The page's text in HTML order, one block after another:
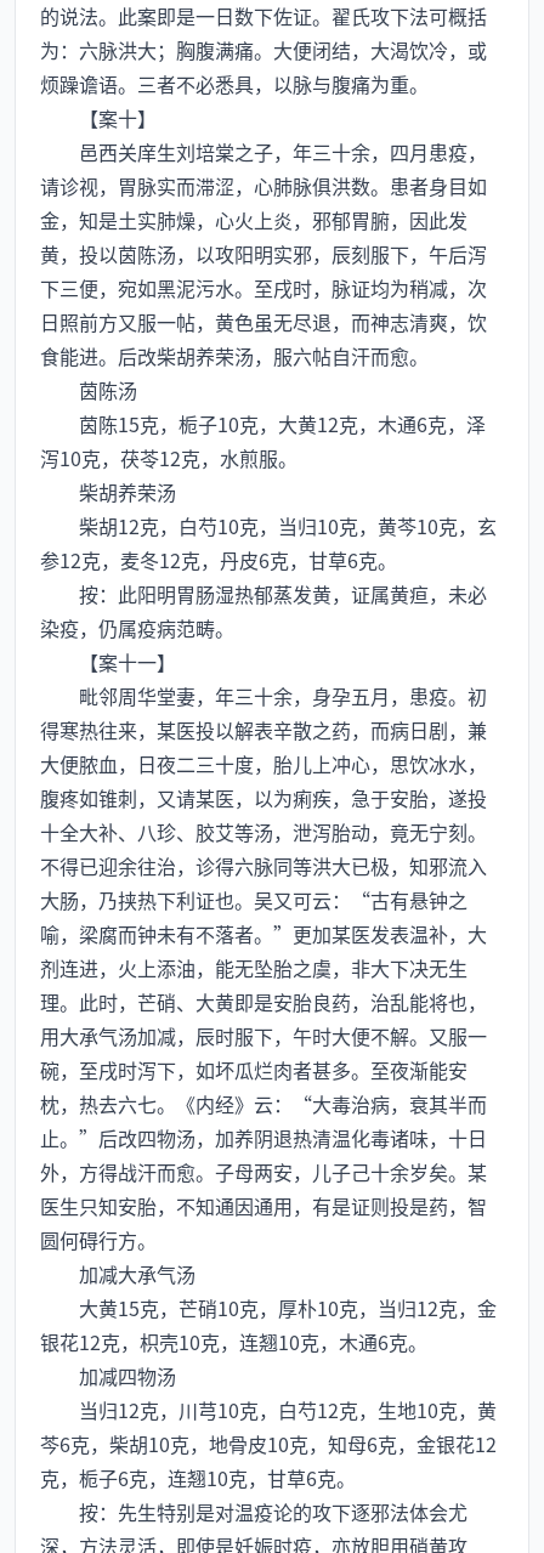
的说法。此案即是一日数下佐证。翟氏攻下法可概括
为：六脉洪大；胸腹满痛。大便闭结，大渴饮冷，或
烦躁谵语。三者不必悉具，以脉与腹痛为重。
【案十】
邑西关庠生刘培棠之子，年三十余，四月患疫，
请诊视，胃脉实而滞涩，心肺脉俱洪数。患者身目如
金，知是土实肺燥，心火上炎，邪郁胃腑，因此发
黄，投以茵陈汤，以攻阳明实邪，辰刻服下，午后泻
下三便，宛如黑泥污水。至戌时，脉证均为稍减，次
日照前方又服一帖，黄色虽无尽退，而神志清爽，饮
食能进。后改柴胡养荣汤，服六帖自汗而愈。
茵陈汤
茵陈15克，栀子10克，大黄12克，木通6克，泽
泻10克，茯苓12克，水煎服。
柴胡养荣汤
柴胡12克，白芍10克，当归10克，黄芩10克，玄
参12克，麦冬12克，丹皮6克，甘草6克。
按：此阳明胃肠湿热郁蒸发黄，证属黄疸，未必
染疫，仍属疫病范畴。
【案十一】
毗邻周华堂妻，年三十余，身孕五月，患疫。初
得寒热往来，某医投以解表辛散之药，而病日剧，兼
大便脓血，日夜二三十度，胎儿上冲心，思饮冰水，
腹疼如锥刺，又请某医，以为痢疾，急于安胎，遂投
十全大补、八珍、胶艾等汤，泄泻胎动，竟无宁刻。
不得已迎余往治，诊得六脉同等洪大已极，知邪流入
大肠，乃挟热下利证也。吴又可云：“古有悬钟之
喻，梁腐而钟未有不落者。”更加某医发表温补，大
剂连进，火上添油，能无坠胎之虞，非大下决无生
理。此时，芒硝、大黄即是安胎良药，治乱能将也，
用大承气汤加减，辰时服下，午时大便不解。又服一
碗，至戌时泻下，如坏瓜烂肉者甚多。至夜渐能安
枕，热去六七。《内经》云：“大毒治病，衰其半而
止。”后改四物汤，加养阴退热清温化毒诸味，十日
外，方得战汗而愈。子母两安，儿子己十余岁矣。某
医生只知安胎，不知通因通用，有是证则投是药，智
圆何碍行方。
加减大承气汤
大黄15克，芒硝10克，厚朴10克，当归12克，金
银花12克，枳壳10克，连翘10克，木通6克。
加减四物汤
当归12克，川芎10克，白芍12克，生地10克，黄
芩6克，柴胡10克，地骨皮10克，知母6克，金银花12
克，栀子6克，连翘10克，甘草6克。
按：先生特别是对温疫论的攻下逐邪法体会尤
深，方法灵活，即使是妊娠时疫，亦放胆用硝黄攻